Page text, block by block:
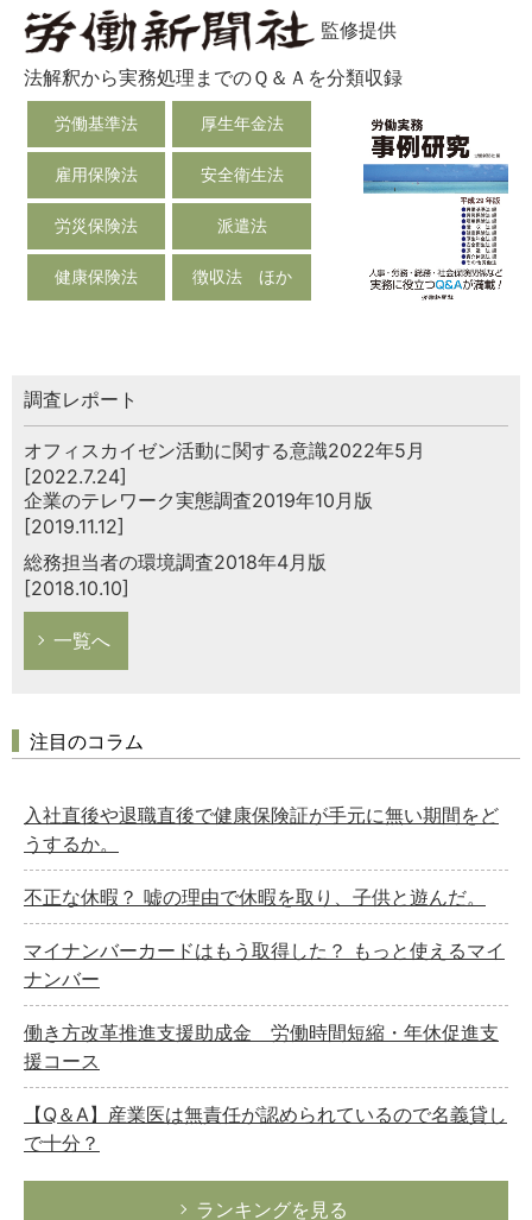
監修提供
法解釈から実務処理までのＱ＆Ａを分類収録
労働基準法 厚生年金法
雇用保険法 安全衛生法
労災保険法 派遣法
健康保険法 徴収法 ほか
調査レポート
オフィスカイゼン活動に関する意識2022年5月
[2022.7.24]
企業のテレワーク実態調査2019年10月版
[2019.11.12]
総務担当者の環境調査2018年4月版
[2018.10.10]
一覧へ
注目のコラム
入社直後や退職直後で健康保険証が手元に無い期間をど
うするか。
不正な休暇？ 嘘の理由で休暇を取り、子供と遊んだ。
マイナンバーカードはもう取得した？ もっと使えるマイ
ナンバー
働き方改革推進支援助成金 労働時間短縮・年休促進支
援コース
【Q＆A】産業医は無責任が認められているので名義貸し
で十分？
ランキングを見る